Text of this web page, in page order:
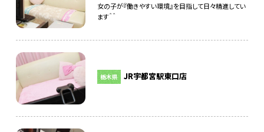
女の子が『働きやすい環境』を目指して日々精進してい
ます＾＾
栃木県 JR宇都宮駅東口店